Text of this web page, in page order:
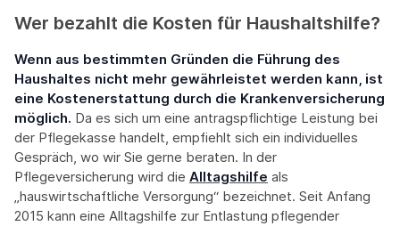
Wer bezahlt die Kosten für Haushaltshilfe?
Wenn aus bestimmten Gründen die Führung des
Haushaltes nicht mehr gewährleistet werden kann, ist
eine Kostenerstattung durch die Krankenversicherung
möglich. Da es sich um eine antragspflichtige Leistung bei
der Pflegekasse handelt, empfiehlt sich ein individuelles
Gespräch, wo wir Sie gerne beraten. In der
Pflegeversicherung wird die Alltagshilfe als
„hauswirtschaftliche Versorgung“ bezeichnet. Seit Anfang
2015 kann eine Alltagshilfe zur Entlastung pflegender